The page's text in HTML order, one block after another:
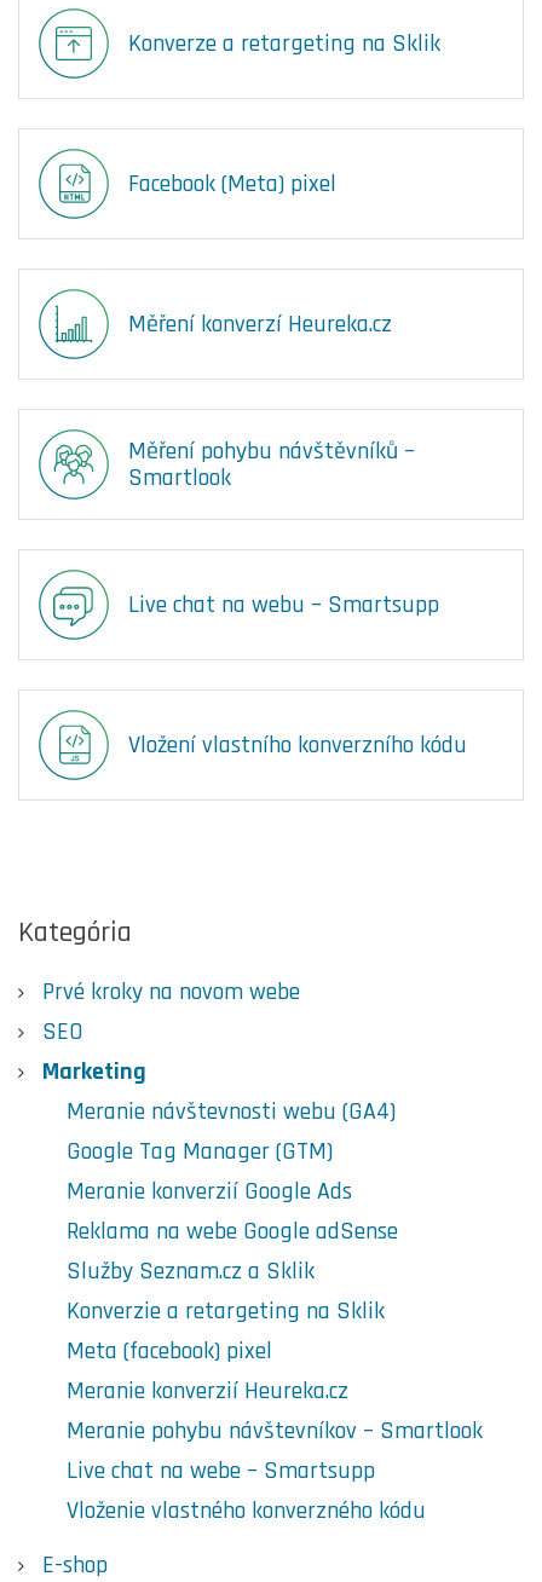
Kategória
Prvé kroky na novom webe
SEO
Marketing
Meranie návštevnosti webu (GA4)
Google Tag Manager (GTM)
Meranie konverzií Google Ads
Reklama na webe Google adSense
Služby Seznam.cz a Sklik
Konverzie a retargeting na Sklik
Meta (facebook) pixel
Meranie konverzií Heureka.cz
Meranie pohybu návštevníkov – Smartlook
Live chat na webe – Smartsupp
Vloženie vlastného konverzného kódu
E-shop
Konverze a retargeting na Sklik
Facebook (Meta) pixel
Měření konverzí Heureka.cz
Měření pohybu návštěvníků –
Smartlook
Live chat na webu – Smartsupp
Vložení vlastního konverzního kódu